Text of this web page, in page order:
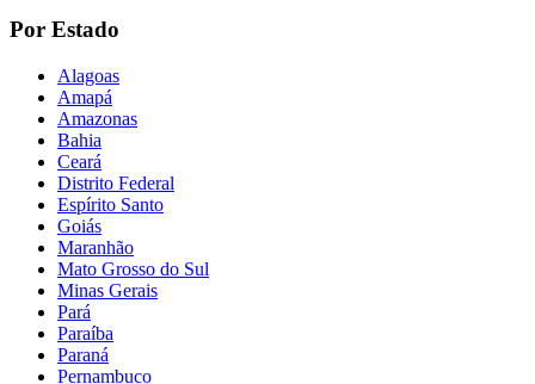
Por Estado
Alagoas
Amapá
Amazonas
Bahia
Ceará
Distrito Federal
Espírito Santo
Goiás
Maranhão
Mato Grosso do Sul
Minas Gerais
Pará
Paraíba
Paraná
Pernambuco